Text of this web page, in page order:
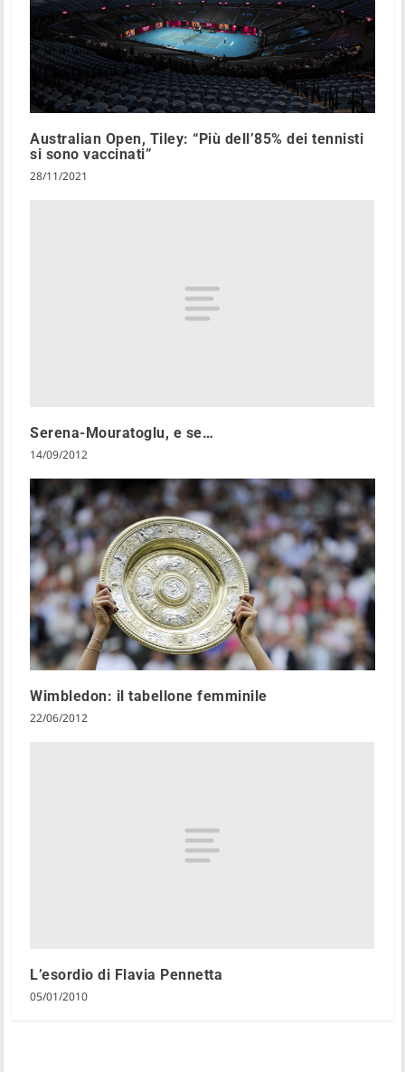
Australian Open, Tiley: “Più dell’85% dei tennisti
si sono vaccinati”
28/11/2021
Serena-Mouratoglu, e se…
14/09/2012
Wimbledon: il tabellone femminile
22/06/2012
L’esordio di Flavia Pennetta
05/01/2010